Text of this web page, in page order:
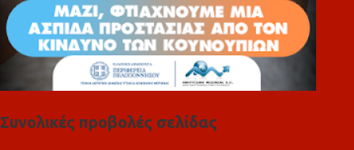
Συνολικές προβολές σελίδας